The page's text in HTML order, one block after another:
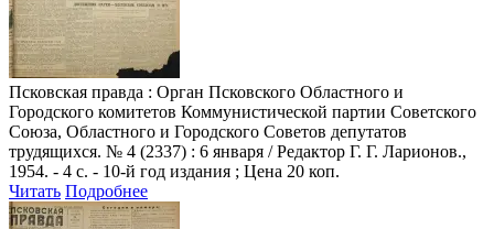
Псковская правда : Орган Псковского Областного и
Городского комитетов Коммунистической партии Советского
Союза, Областного и Городского Советов депутатов
трудящихся. № 4 (2337) : 6 января / Редактор Г. Г. Ларионов.,
1954. - 4 с. - 10-й год издания ; Цена 20 коп.
Читать Подробнее